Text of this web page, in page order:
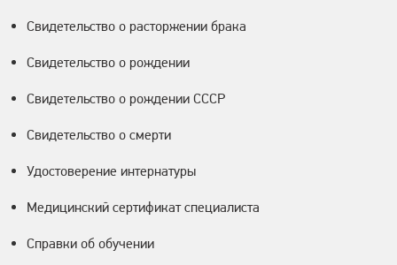
Свидетельство о расторжении брака
Свидетельство о рождении
Свидетельство о рождении СССР
Свидетельство о смерти
Удостоверение интернатуры
Медицинский сертификат специалиста
Справки об обучении